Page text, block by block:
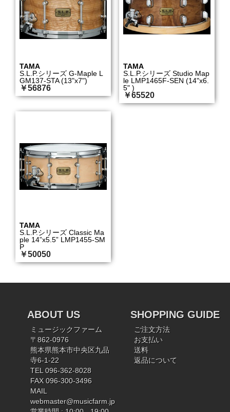
TAMA
S.L.P.シリーズ G-Maple L
GM137-STA (13"x7")
￥56876
TAMA
S.L.P.シリーズ Studio Map
le LMP1465F-SEN (14"x6.
5" )
￥65520
TAMA
S.L.P.シリーズ Classic Ma
ple 14”x5.5” LMP1455-SM
P
￥50050
ABOUT US
ミュージックファーム
〒862-0976
熊本県熊本市中央区九品
寺6-1-22
TEL 096-362-8028
FAX 096-300-3496
MAIL
webmaster@musicfarm.jp
SHOPPING GUIDE
ご注文方法
お支払い
送料
返品について